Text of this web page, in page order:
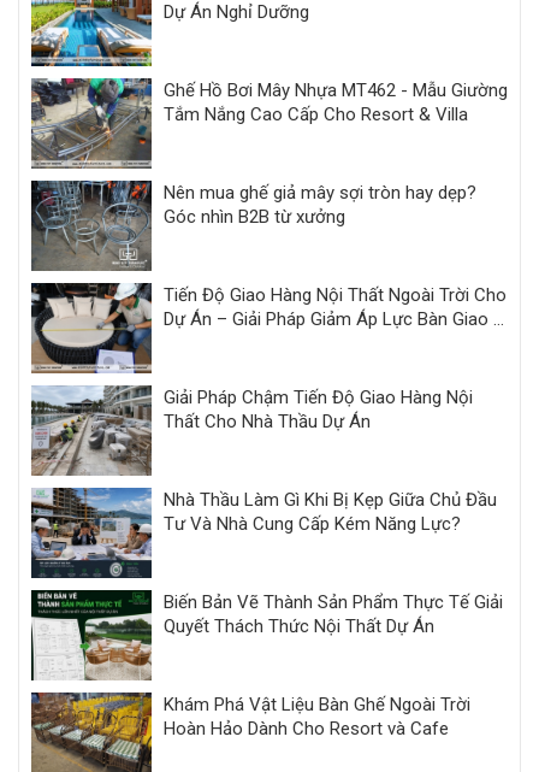
Dự Án Nghỉ Dưỡng
Ghế Hồ Bơi Mây Nhựa MT462 - Mẫu Giường
Tắm Nắng Cao Cấp Cho Resort & Villa
Nên mua ghế giả mây sợi tròn hay dẹp?
Góc nhìn B2B từ xưởng
Tiến Độ Giao Hàng Nội Thất Ngoài Trời Cho
Dự Án – Giải Pháp Giảm Áp Lực Bàn Giao |
Giải Pháp Chậm Tiến Độ Giao Hàng Nội
Thất Cho Nhà Thầu Dự Án
Nhà Thầu Làm Gì Khi Bị Kẹp Giữa Chủ Đầu
Tư Và Nhà Cung Cấp Kém Năng Lực?
Biến Bản Vẽ Thành Sản Phẩm Thực Tế Giải
Quyết Thách Thức Nội Thất Dự Án
Khám Phá Vật Liệu Bàn Ghế Ngoài Trời
Hoàn Hảo Dành Cho Resort và Cafe